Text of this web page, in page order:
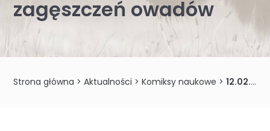
zagęszczeń owadów
Strona główna >Aktualności >Komiksy naukowe >12.02.2020 Komiks naukowy o nowej metodzie szacowania zagęszczeń owadów